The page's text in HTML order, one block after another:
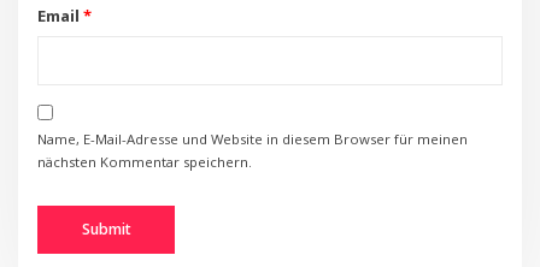
Email *
Name, E-Mail-Adresse und Website in diesem Browser für meinen
nächsten Kommentar speichern.